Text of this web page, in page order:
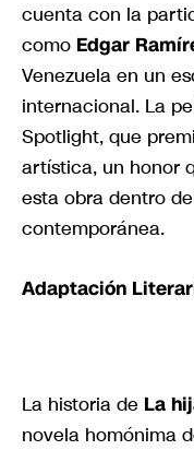
cuenta con la
como Edgar
Venezuela en un
internacional. La
Spotlight, que
artística, un honor
esta obra dentro
contemporánea.
Adaptación
La historia de La
novela homónima